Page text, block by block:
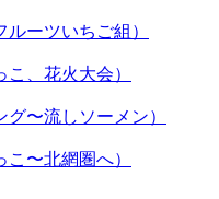
ーツいちご組）
、花火大会）
〜流しソーメン）
〜北網圏へ）